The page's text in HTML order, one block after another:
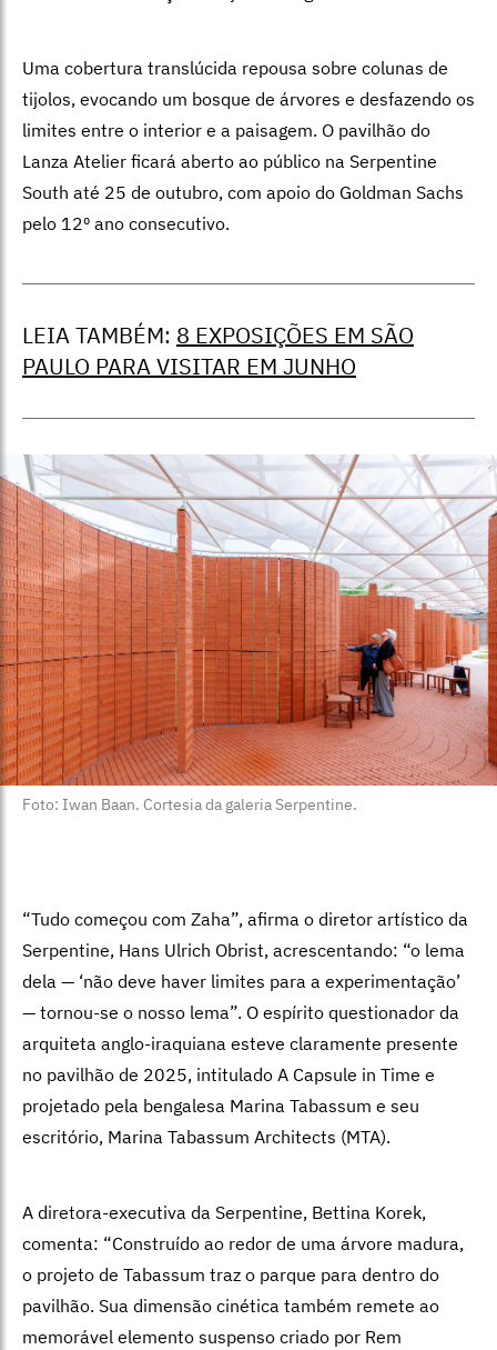
Uma cobertura translúcida repousa sobre colunas de
tijolos, evocando um bosque de árvores e desfazendo os
limites entre o interior e a paisagem. O pavilhão do
Lanza Atelier ficará aberto ao público na Serpentine
South até 25 de outubro, com apoio do Goldman Sachs
pelo 12º ano consecutivo.
LEIA TAMBÉM: 8 EXPOSIÇÕES EM SÃO
PAULO PARA VISITAR EM JUNHO
Foto: Iwan Baan. Cortesia da galeria Serpentine.
“Tudo começou com Zaha”, afirma o diretor artístico da
Serpentine, Hans Ulrich Obrist, acrescentando: “o lema
dela — ‘não deve haver limites para a experimentação’
— tornou-se o nosso lema”. O espírito questionador da
arquiteta anglo-iraquiana esteve claramente presente
no pavilhão de 2025, intitulado A Capsule in Time e
projetado pela bengalesa Marina Tabassum e seu
escritório, Marina Tabassum Architects (MTA).
A diretora-executiva da Serpentine, Bettina Korek,
comenta: “Construído ao redor de uma árvore madura,
o projeto de Tabassum traz o parque para dentro do
pavilhão. Sua dimensão cinética também remete ao
memorável elemento suspenso criado por Rem